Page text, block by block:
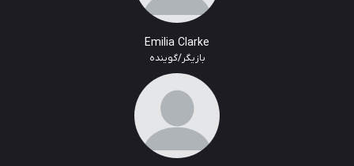
Emilia Clarke
بازیگر/گوینده